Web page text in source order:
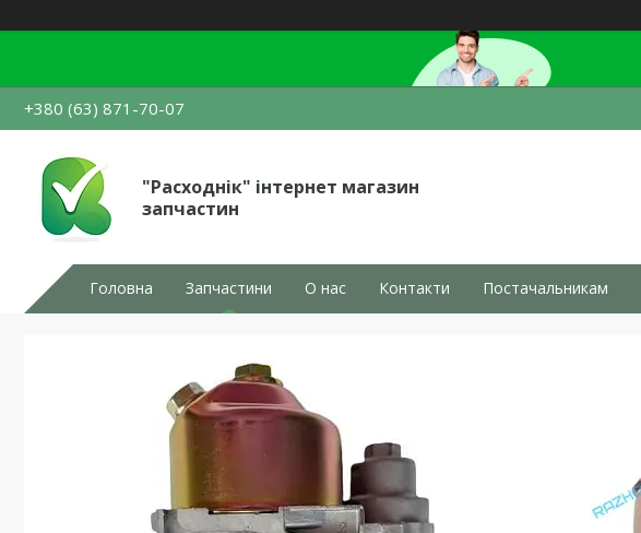
+380 (63) 871-70-07
"Расходнік" інтернет магазин
запчастин
Головна Запчастини О нас Контакти Постачальникам